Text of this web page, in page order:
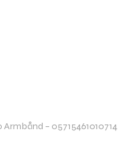
– 05715461010714